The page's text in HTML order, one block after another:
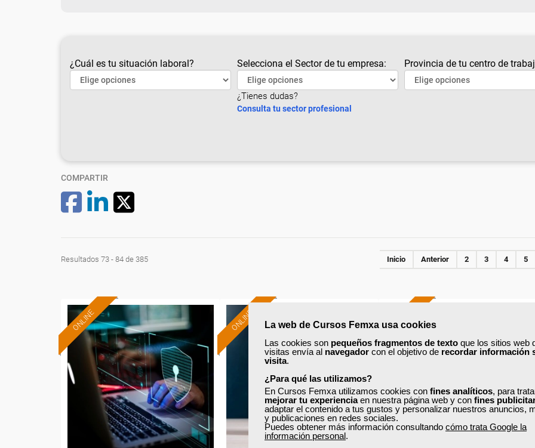
La web de Cursos Femxa usa cookies
Las cookies son pequeños fragmentos de texto que los sitios web
visitas envía al navegador con el objetivo de recordar información
visita.
¿Para qué las utilizamos?
En Cursos Femxa utilizamos cookies con fines analíticos, para
mejorar tu experienciaen nuestra página web y con fines
adaptar el contenido a tus gustos y personalizar nuestros anuncios,
y publicaciones en redes sociales.
Puedes obtener más información consultando cómo trata Google la
información personal.
¿Cuál es tu situación laboral? Selecciona el Sector de tu empresa:
¿Tienes dudas?
Consulta tu sector profesional
Provincia de tu centro de
COMPARTIR
Resultados 73 - 84 de 385 Inicio Anterior 2 3 4 5
ONLINE
Formación 100%
subvencionada.
Para desempleados,
trabajadores y autónomos.
Sector
-Administración.
ONLINE
Formación 100%
subvencionada.
Para desempleados,
trabajadores y autónomos.
Sector
-Administración.
ONLINE
Formación 100%
subvencionada.
trabajadores y autónomos.
Sector